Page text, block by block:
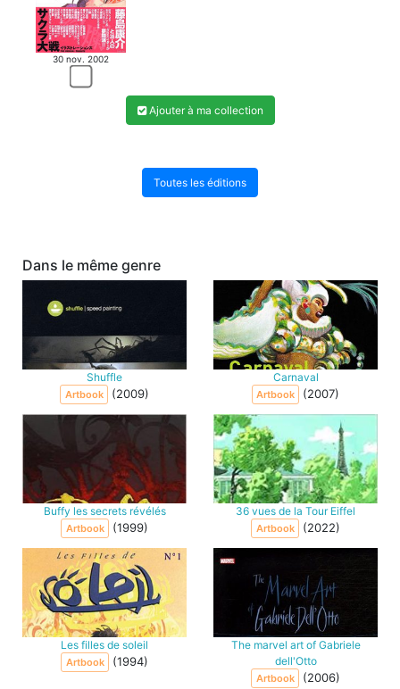
30 nov. 2002
Ajouter à ma collection
Toutes les éditions
Dans le même genre
Shuffle
Artbook (2009)
Carnaval
Artbook (2007)
Buffy les secrets révélés
Artbook (1999)
36 vues de la Tour Eiffel
Artbook (2022)
Les filles de soleil
Artbook (1994)
The marvel art of Gabriele
dell'Otto
Artbook (2006)